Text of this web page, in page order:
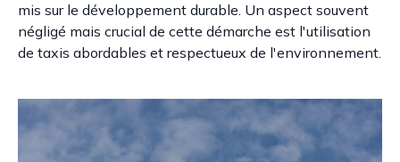
mis sur le développement durable. Un aspect souvent
négligé mais crucial de cette démarche est l'utilisation
de taxis abordables et respectueux de l'environnement.